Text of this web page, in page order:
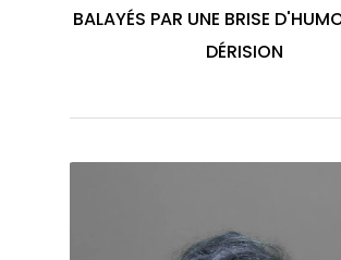
BALAYÉS PAR UNE BRISE
DÉRISION